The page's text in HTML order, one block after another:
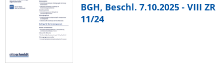
BGH, Beschl. 7.10.2025 - VIII ZR
11/24